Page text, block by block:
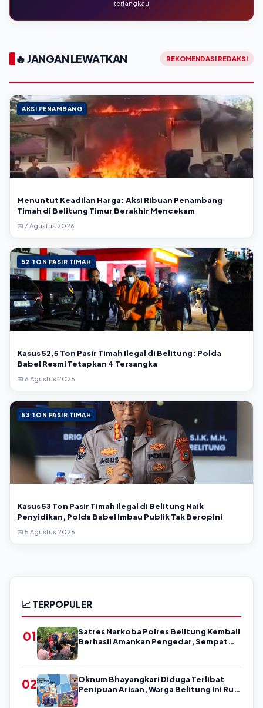
terjangkau
🔥 JANGAN LEWATKAN REKOMENDASI REDAKSI
AKSI PENAMBANG
Menuntut Keadilan Harga: Aksi Ribuan Penambang
Timah di Belitung Timur Berakhir Mencekam
📅 7 Agustus 2026
52 TON PASIR TIMAH
Kasus 52,5 Ton Pasir Timah Ilegal di Belitung: Polda
Babel Resmi Tetapkan 4 Tersangka
📅 6 Agustus 2026
53 TON PASIR TIMAH
Kasus 53 Ton Pasir Timah Ilegal di Belitung Naik
Penyidikan, Polda Babel Imbau Publik Tak Beropini
📅 5 Agustus 2026
📈 TERPOPULER
01
Satres Narkoba Polres Belitung Kembali
Berhasil Amankan Pengedar, Sempat
02
Oknum Bhayangkari Diduga Terlibat
Penipuan Arisan, Warga Belitung Ini Rugi